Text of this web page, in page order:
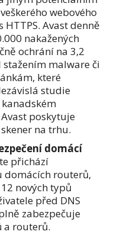
webového
Avast denně
nakažených
ochrání na 3,2
malware či
které
studie
poskytuje
na trhu.
domácí
přichází
domácích routerů,
nových typů
před DNS
zabezpečuje
a routerů.